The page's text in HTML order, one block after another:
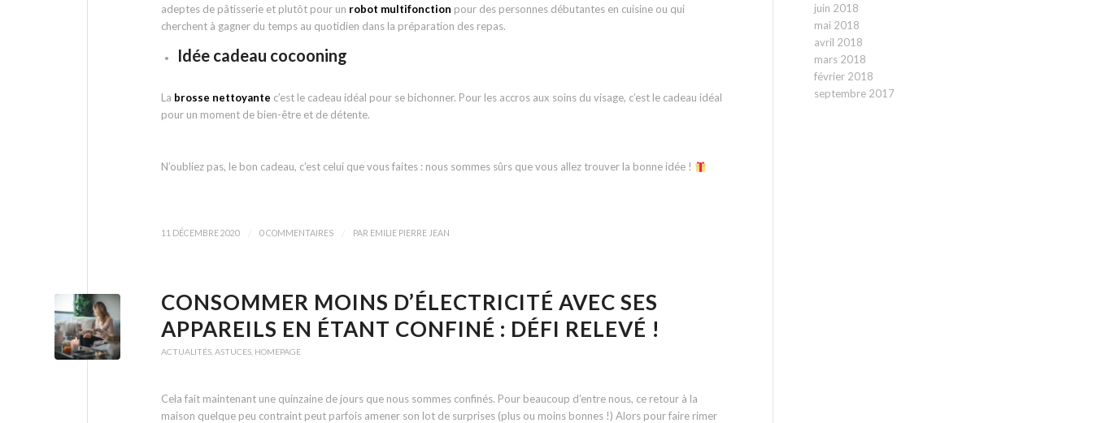
adeptes de pâtisserie et plutôt pour un robot multifonction pour des personnes débutantes en cuisine ou qui
cherchent à gagner du temps au quotidien dans la préparation des repas.
Idée cadeau cocooning
La brosse nettoyante c’est le cadeau idéal pour se bichonner. Pour les accros aux soins du visage, c’est le cadeau idéal
pour un moment de bien-être et de détente.
N’oubliez pas, le bon cadeau, c’est celui que vous faites : nous sommes sûrs que vous allez trouver la bonne idée !
11 DÉCEMBRE 2020 0 COMMENTAIRES PAR EMILIE PIERRE JEAN
CONSOMMER MOINS D’ÉLECTRICITÉ AVEC SES
APPAREILS EN ÉTANT CONFINÉ : DÉFI RELEVÉ !
ACTUALITÉS,ASTUCES, HOMEPAGE
Cela fait maintenant une quinzaine de jours que nous sommes confinés. Pour beaucoup d’entre nous, ce retour à la
maison quelque peu contraint peut parfois amener son lot de surprises (plus ou moins bonnes !) Alors pour faire rimer
juin 2018
mai 2018
avril 2018
mars 2018
février 2018
septembre 2017